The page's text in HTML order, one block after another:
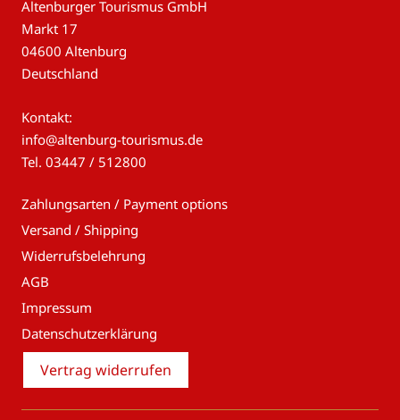
Altenburger Tourismus GmbH
Markt 17
04600 Altenburg
Deutschland
Kontakt:
info@altenburg-tourismus.de
Tel. 03447 / 512800
Zahlungsarten / Payment options
Versand / Shipping
Widerrufsbelehrung
AGB
Impressum
Datenschutzerklärung
Vertrag widerrufen